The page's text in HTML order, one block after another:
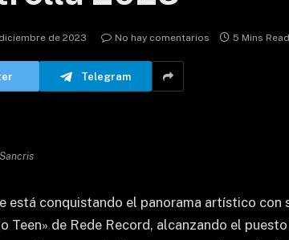
de 2023 No hay comentarios 5 Mins Read
Telegram
está conquistando el panorama artístico
de Rede Record, alcanzando el